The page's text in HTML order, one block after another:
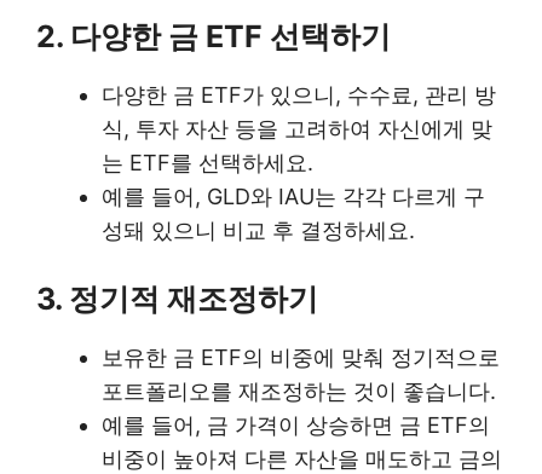
2. 다양한 금 ETF 선택하기
다양한 금 ETF가 있으니, 수수료, 관리 방
식, 투자 자산 등을 고려하여 자신에게 맞
는 ETF를 선택하세요.
예를 들어, GLD와 IAU는 각각 다르게 구
성돼 있으니 비교 후 결정하세요.
3. 정기적 재조정하기
보유한 금 ETF의 비중에 맞춰 정기적으로
포트폴리오를 재조정하는 것이 좋습니다.
예를 들어, 금 가격이 상승하면 금 ETF의
비중이 높아져 다른 자산을 매도하고 금의